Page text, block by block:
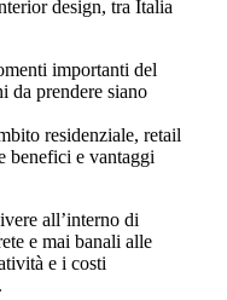
design, tra Italia
importanti del
da prendere siano
residenziale, retail
benefici e vantaggi
all’interno di
e mai banali alle
e i costi